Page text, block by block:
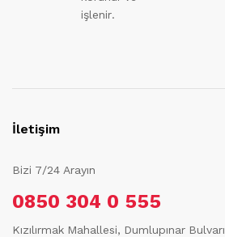
işlenir.
İletişim
Bizi 7/24 Arayın
0850 304 0 555
Kızılırmak Mahallesi, Dumlupınar Bulvarı